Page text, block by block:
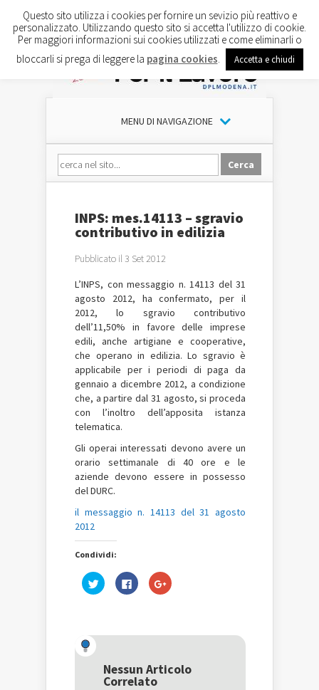
MENU DI NAVIGAZIONE
INPS: mes.14113 – sgravio
contributivo in edilizia
Pubblicato il 3 Set 2012
L’INPS, con messaggio n. 14113 del 31
agosto 2012, ha confermato, per il
2012, lo sgravio contributivo
dell’11,50% in favore delle imprese
edili, anche artigiane e cooperative,
che operano in edilizia. Lo sgravio è
applicabile per i periodi di paga da
gennaio a dicembre 2012, a condizione
che, a partire dal 31 agosto, si proceda
con l’inoltro dell’apposita istanza
telematica.
Gli operai interessati devono avere un
orario settimanale di 40 ore e le
aziende devono essere in possesso
del DURC.
il messaggio n. 14113 del 31 agosto
2012
Condividi:
Fai
clic
una
nuova
finestra)
Fai
clic
nuova
finestra)
Fai
clic
una
nuova
Nessun Articolo
Correlato
Questo sito utilizza i cookies per fornire un sevizio più reattivo e
personalizzato. Utilizzando questo sito si accetta l'utilizzo di cookie.
Per maggiori informazioni sui cookies utilizzati e come eliminarli o
bloccarli si prega di leggere la pagina cookies Accetta e chiudi